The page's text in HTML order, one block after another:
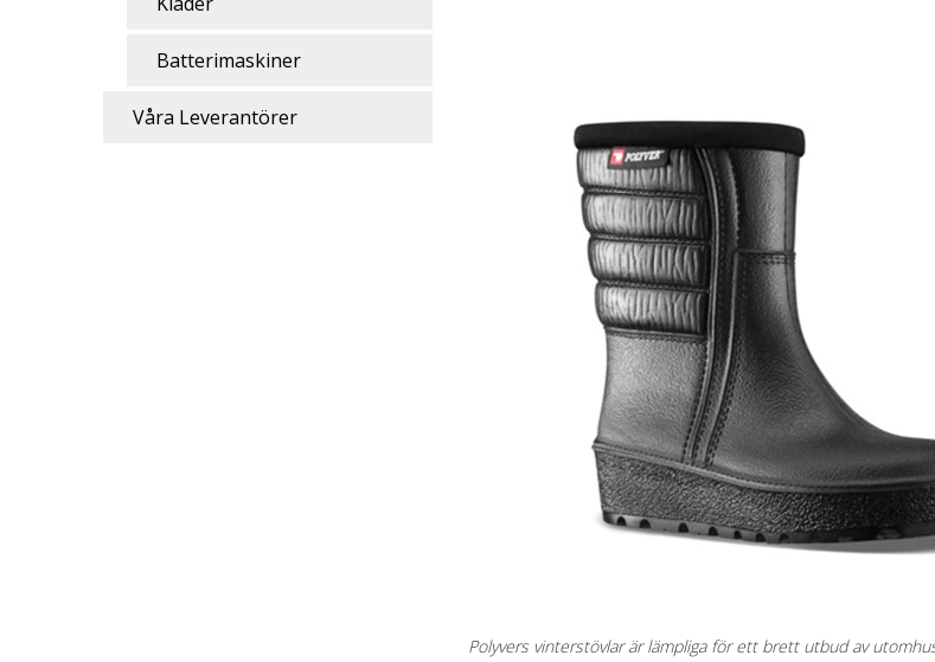
Batterimaskiner
Våra Leverantörer
Polyvers vinterstövlar är lämpliga för ett brett utbud av